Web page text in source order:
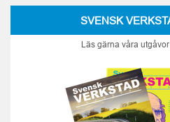
SVENSK
Läs gärna våra